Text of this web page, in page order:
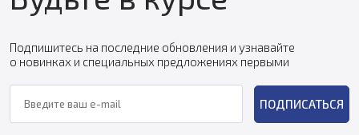
Подпишитесь на последние обновления и узнавайте
о новинках и специальных предложениях первыми
ПОДПИСАТЬСЯ